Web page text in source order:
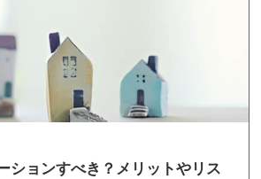
ションすべき？メリットやリス